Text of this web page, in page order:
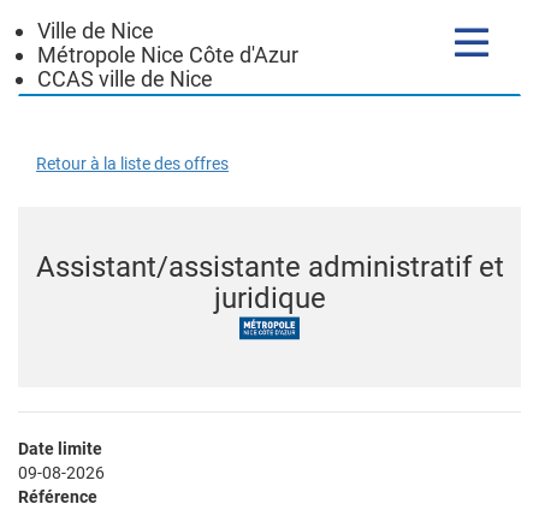
Toggle
Ville de Nice
Métropole Nice Côte d'Azur
CCAS ville de Nice
Retour à la liste des offres
Assistant/assistante administratif et
juridique
Date limite
09-08-2026
Référence